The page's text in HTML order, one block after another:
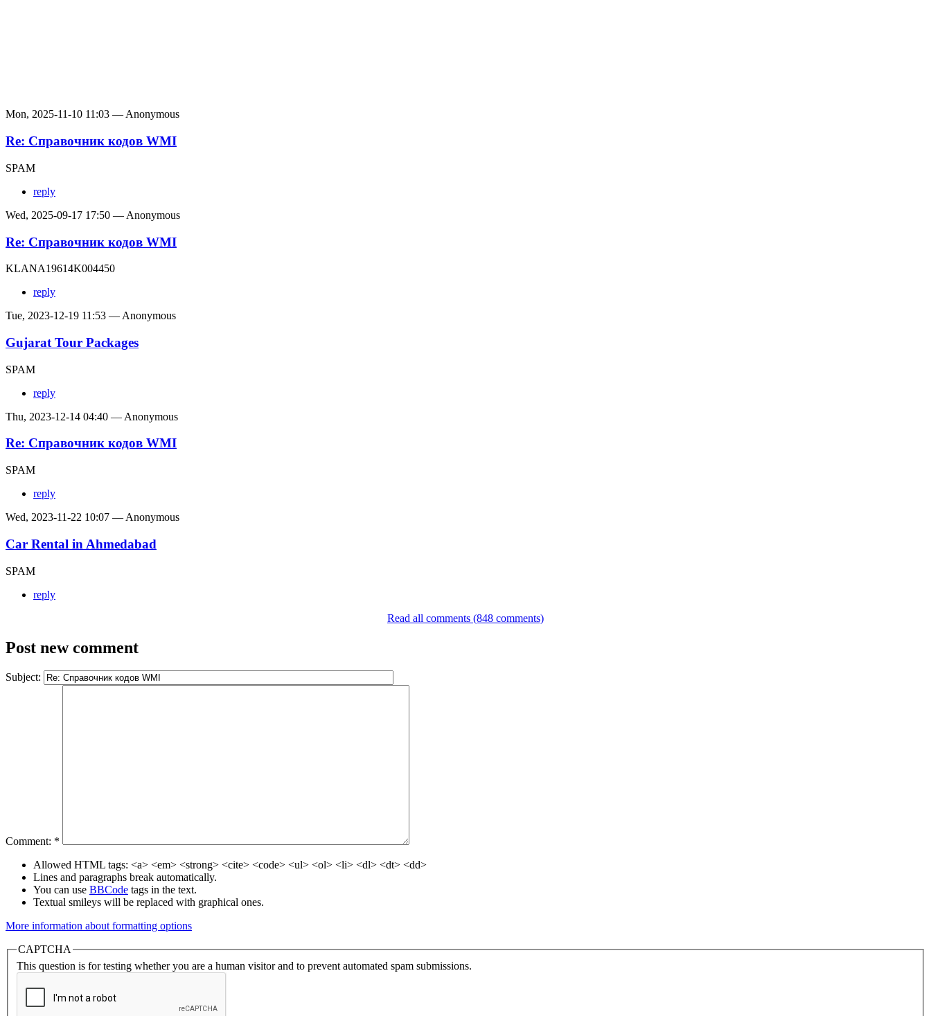
Mon, 2025-11-10 11:03 — Anonymous
Re: Справочник кодов WMI
SPAM
reply
Wed, 2025-09-17 17:50 — Anonymous
Re: Справочник кодов WMI
KLANA19614K004450
reply
Tue, 2023-12-19 11:53 — Anonymous
Gujarat Tour Packages
SPAM
reply
Thu, 2023-12-14 04:40 — Anonymous
Re: Справочник кодов WMI
SPAM
reply
Wed, 2023-11-22 10:07 — Anonymous
Car Rental in Ahmedabad
SPAM
reply
Read all comments (848 comments)
Post new comment
Subject:
Comment: *
Allowed HTML tags: <a> <em> <strong> <cite> <code> <ul> <ol> <li> <dl> <dt> <dd>
Lines and paragraphs break automatically.
You can use BBCode tags in the text.
Textual smileys will be replaced with graphical ones.
More information about formatting options
CAPTCHA
This question is for testing whether you are a human visitor and to prevent automated spam submissions.